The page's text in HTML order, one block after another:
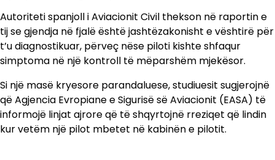
Autoriteti spanjoll i Aviacionit Civil thekson në raportin e
tij se gjendja në fjalë është jashtëzakonisht e vështirë për
t’u diagnostikuar, përveç nëse piloti kishte shfaqur
simptoma në një kontroll të mëparshëm mjekësor.
Si një masë kryesore parandaluese, studiuesit sugjerojnë
që Agjencia Evropiane e Sigurisë së Aviacionit (EASA) të
informojë linjat ajrore që të shqyrtojnë rreziqet që lindin
kur vetëm një pilot mbetet në kabinën e pilotit.